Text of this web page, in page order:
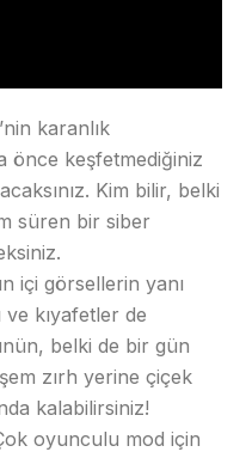
karanlık
önce keşfetmediğiniz
Kim bilir, belki
süren bir siber
içi görsellerin yanı
ve kıyafetler de
belki de bir gün
zırh yerine çiçek
kalabilirsiniz!
oyunculu mod için